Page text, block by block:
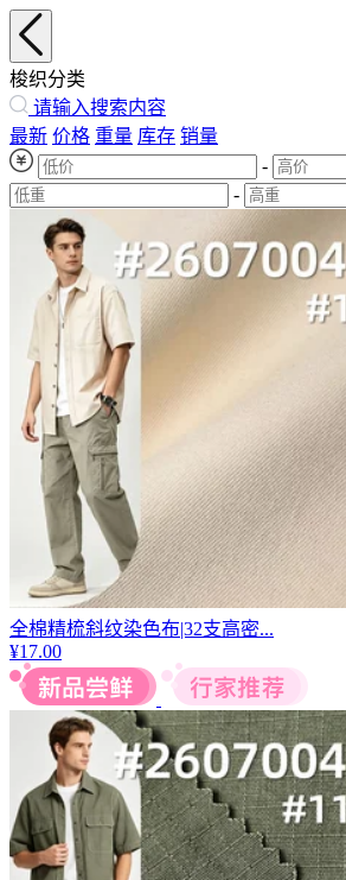
梭织分类
请输入搜索内容
最新 价格 重量 库存 销量
-
-
全棉精梳斜纹染色布|32支高密...
¥17.00